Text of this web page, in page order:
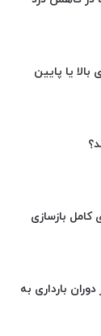
یا پایین
کامل بازسازی
بارداری به